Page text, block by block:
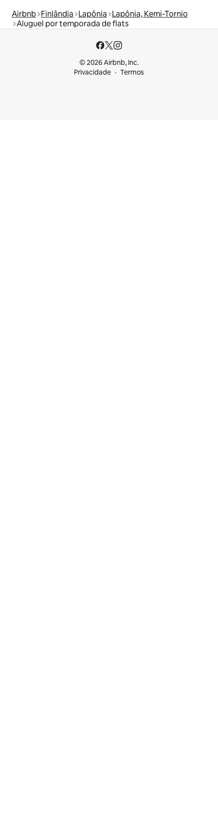
Airbnb Finlândia Lapônia Lapônia, Kemi-Tornio
Aluguel por temporada de flats
© 2026 Airbnb, Inc.
Privacidade
Termos